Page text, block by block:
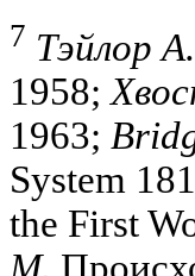
7 Тэйлор
1958;
1963;
System
the First